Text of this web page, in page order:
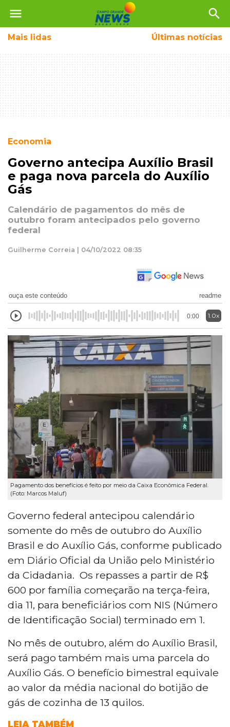
menu search
Mais lidas Últimas notícias
Economia
Governo antecipa Auxílio Brasil
e paga nova parcela do Auxílio
Gás
Calendário de pagamentos do mês de
outubro foram antecipados pelo governo
federal
Guilherme Correia | 04/10/2022 08:35
ouça este conteúdo readme
0:00 1.0x
Pagamento dos benefícios é feito por meio da Caixa Econômica Federal.
(Foto: Marcos Maluf)
Governo federal antecipou calendário
somente do mês de outubro do Auxílio
Brasil e do Auxílio Gás, conforme publicado
em Diário Oficial da União pelo Ministério
da Cidadania. Os repasses a partir de R$
600 por família começarão na terça-feira,
dia 11, para beneficiários com NIS (Número
de Identificação Social) terminado em 1.
No mês de outubro, além do Auxílio Brasil,
será pago também mais uma parcela do
Auxílio Gás. O benefício bimestral equivale
ao valor da média nacional do botijão de
gás de cozinha de 13 quilos.
LEIA TAMBÉM